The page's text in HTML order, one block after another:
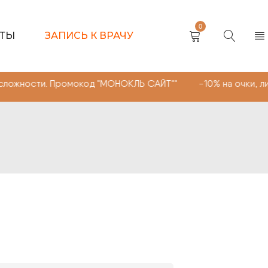
ЗАПИСЬ К ВРАЧУ
0
Промокод "МОНОКЛЬ САЙТ"" -10% на